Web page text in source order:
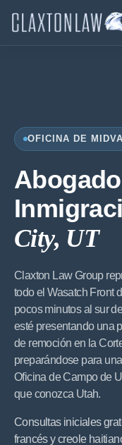
OFICINA DE
City, UT
Claxton Law Group
todo el Wasatch Front
pocos minutos al sur
esté presentando una
de remoción en la
preparándose para
Oficina de Campo de
que conozca Utah.
Consultas iniciales
francés y creole